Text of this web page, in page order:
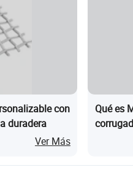
alambre Products Co., Ltd.,
de la producción de
principalmente en
con
duradera
Ver Más
Qué es